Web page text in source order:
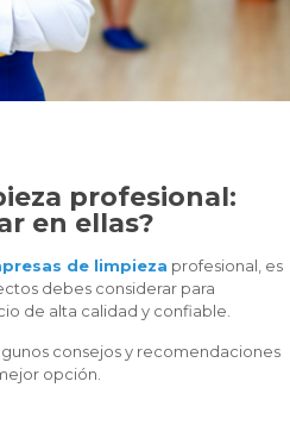
profesional:
en ellas?
de limpieza profesional, es
debes considerar para
de alta calidad y confiable.
consejos y recomendaciones
opción.